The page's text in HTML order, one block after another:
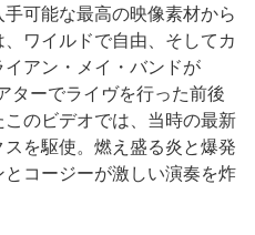
可能な最高の映像素材から
ワイルドで自由、そしてカ
アン・メイ・バンドが
ターでライヴを行った前後
のビデオでは、当時の最新
を駆使。燃え盛る炎と爆発
コージーが激しい演奏を炸